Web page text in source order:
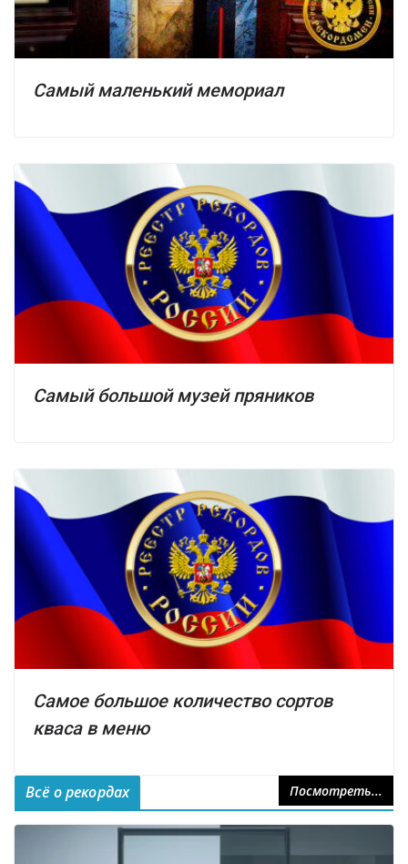
Самый маленький мемориал
Самый большой музей пряников
Самое большое количество сортов
кваса в меню
Всё о рекордах Посмотреть...